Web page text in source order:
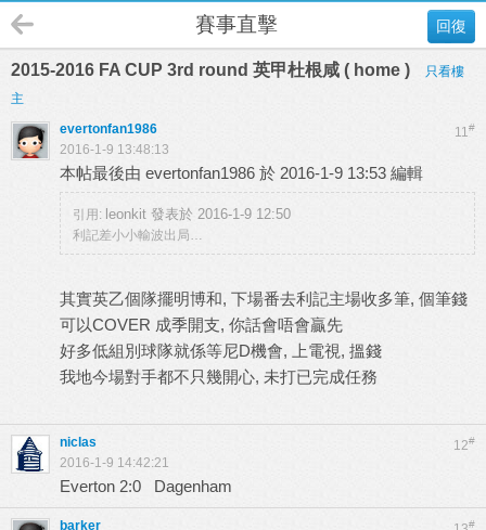
回復
賽事直擊
2015-2016 FA CUP 3rd round 英甲杜根咸 ( home )
只看樓
主
11#
evertonfan1986
2016-1-9 13:48:13
本帖最後由 evertonfan1986 於 2016-1-9 13:53 編輯
引用: leonkit 發表於 2016-1-9 12:50
利記差小小輸波出局…
其實英乙個隊擺明博和, 下場番去利記主場收多筆, 個筆錢
可以COVER 成季開支, 你話會唔會贏先
好多低組別球隊就係等尼D機會, 上電視, 搵錢
我地今場對手都不只幾開心, 未打已完成任務
12#
niclas
2016-1-9 14:42:21
Everton 2:0 Dagenham
#
barker